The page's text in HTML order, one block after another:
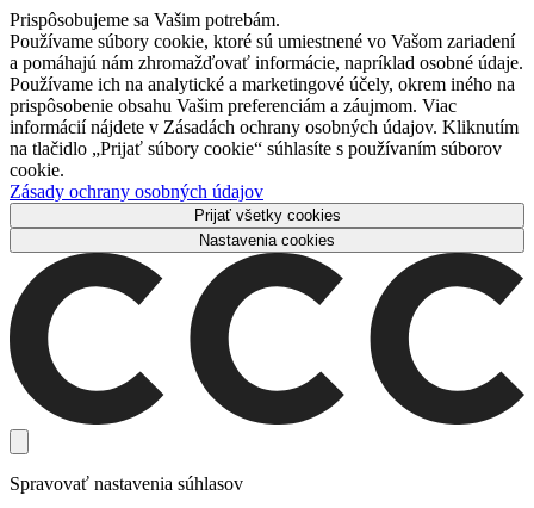
Prispôsobujeme sa Vašim potrebám.
Používame súbory cookie, ktoré sú umiestnené vo Vašom zariadení
a pomáhajú nám zhromažďovať informácie, napríklad osobné údaje.
Používame ich na analytické a marketingové účely, okrem iného na
prispôsobenie obsahu Vašim preferenciám a záujmom. Viac
informácií nájdete v Zásadách ochrany osobných údajov. Kliknutím
na tlačidlo „Prijať súbory cookie“ súhlasíte s používaním súborov
cookie.
Zásady ochrany osobných údajov
Prijať všetky cookies
Nastavenia cookies
Spravovať nastavenia súhlasov